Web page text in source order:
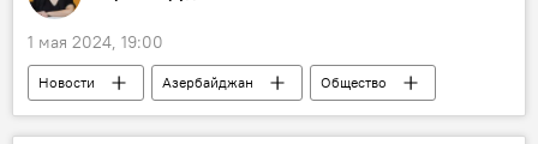
1 мая 2024, 19:00
Новости Азербайджан
Общество
Еда
Объекты общепита
Рейтинг